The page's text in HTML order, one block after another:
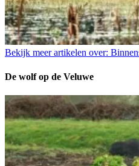
Bekijk meer artikelen over:
De wolf op de Veluwe